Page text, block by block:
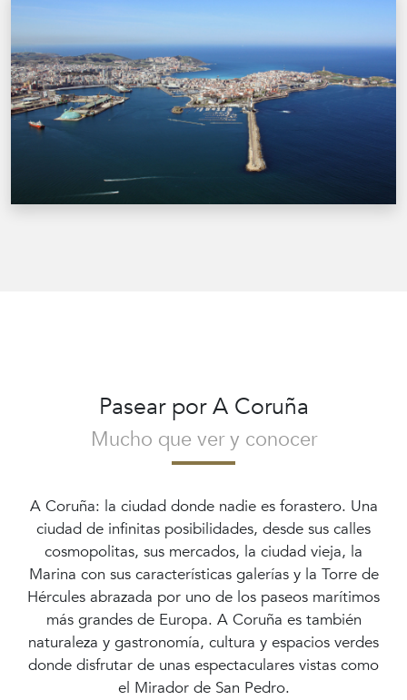
Pasear por A Coruña
Mucho que ver y conocer
A Coruña: la ciudad donde nadie es forastero. Una
ciudad de infinitas posibilidades, desde sus calles
cosmopolitas, sus mercados, la ciudad vieja, la
Marina con sus características galerías y la Torre de
Hércules abrazada por uno de los paseos marítimos
más grandes de Europa. A Coruña es también
naturaleza y gastronomía, cultura y espacios verdes
donde disfrutar de unas espectaculares vistas como
el Mirador de San Pedro.